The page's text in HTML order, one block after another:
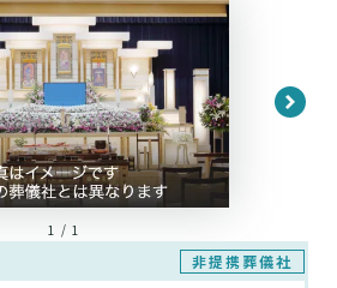
1 / 1
非提携葬儀社